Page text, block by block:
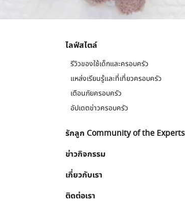
ไลฟ์สไตล์
รีวิวของใช้เด็กและครอบครัว
แหล่งเรียนรู้และที่เที่ยวครอบครัว
เตือนภัยครอบครัว
อัปเดตข่าวครอบครัว
รักลูก Community of the Experts
ข่าวกิจกรรม
เกี่ยวกับเรา
ติดต่อเรา